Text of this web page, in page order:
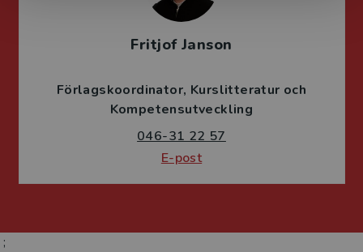
Fritjof Janson
Förlagskoordinator Kurslitteratur och
Kompetensutveckling
046-31 22 57
E-post
;